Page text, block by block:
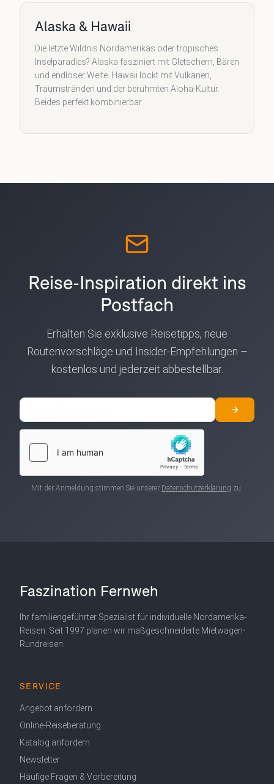
Alaska & Hawaii
Die letzte Wildnis Nordamerikas oder tropisches
Inselparadies? Alaska fasziniert mit Gletschern, Bären
und endloser Weite. Hawaii lockt mit Vulkanen,
Traumstränden und der berühmten Aloha-Kultur.
Beides perfekt kombinierbar.
Reise-Inspiration direkt ins
Postfach
Erhalten Sie exklusive Reisetipps, neue
Routenvorschläge und Insider-Empfehlungen –
kostenlos und jederzeit abbestellbar.
E-Mail-Adresse
Mit der Anmeldung stimmen Sie unserer Datenschutzerklärung zu.
Faszination Fernweh
Ihr familiengeführter Spezialist für individuelle Nordamerika-
Reisen. Seit 1997 planen wir maßgeschneiderte Mietwagen-
Rundreisen.
SERVICE
Angebot anfordern
Online-Reiseberatung
Katalog anfordern
Newsletter
Häufige Fragen & Vorbereitung